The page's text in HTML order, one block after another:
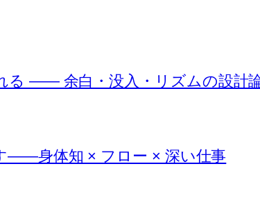
る —— 余白・没入・リズムの設計
――身体知 × フロー × 深い仕事